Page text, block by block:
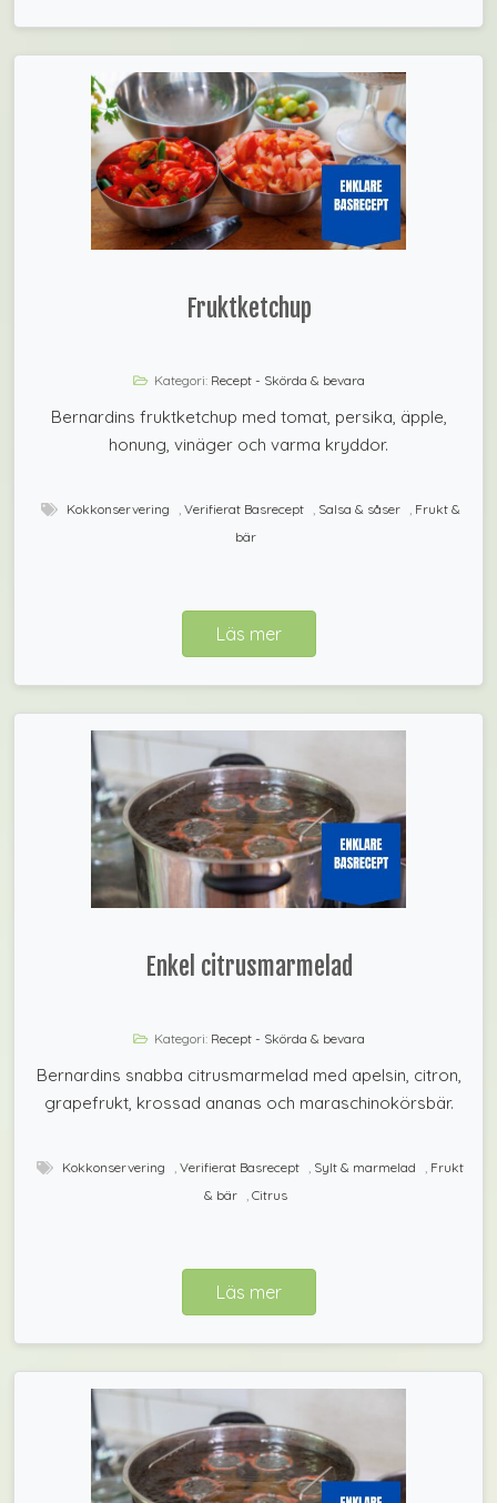
Fruktketchup
Kategori: Recept - Skörda & bevara
Bernardins fruktketchup med tomat, persika, äpple,
honung, vinäger och varma kryddor.
Läs mer
Kokkonservering , Verifierat Basrecept , Salsa & såser , Frukt &
bär
Enkel citrusmarmelad
Kategori: Recept - Skörda & bevara
Bernardins snabba citrusmarmelad med apelsin, citron,
grapefrukt, krossad ananas och maraschinokörsbär.
Läs mer
Kokkonservering , Verifierat Basrecept , Sylt & marmelad , Frukt
& bär , Citrus